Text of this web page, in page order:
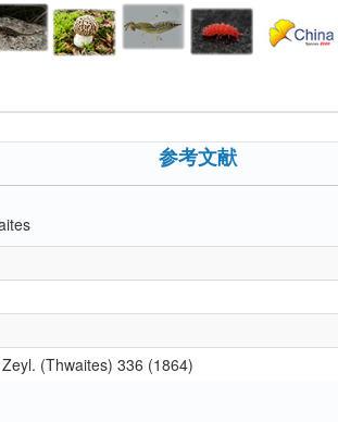
参考文献
(Thwaites) 336 (1864)